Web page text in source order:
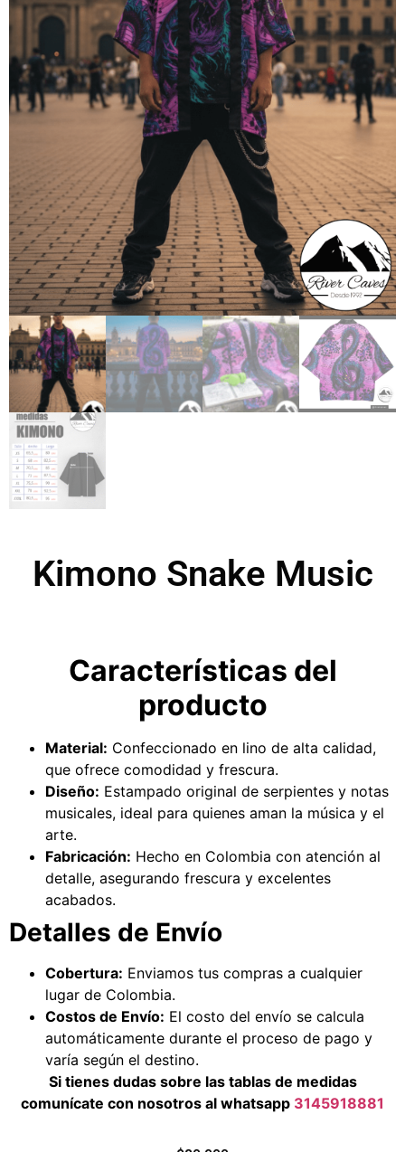
Kimono Snake Music
Características del
producto
Material: Confeccionado en lino de alta calidad,
que ofrece comodidad y frescura.
Diseño: Estampado original de serpientes y notas
musicales, ideal para quienes aman la música y el
arte.
Fabricación: Hecho en Colombia con atención al
detalle, asegurando frescura y excelentes
acabados.
Detalles de Envío
Cobertura: Enviamos tus compras a cualquier
lugar de Colombia.
Costos de Envío: El costo del envío se calcula
automáticamente durante el proceso de pago y
varía según el destino.
Si tienes dudas sobre las tablas de medidas
comunícate con nosotros al whatsapp 3145918881